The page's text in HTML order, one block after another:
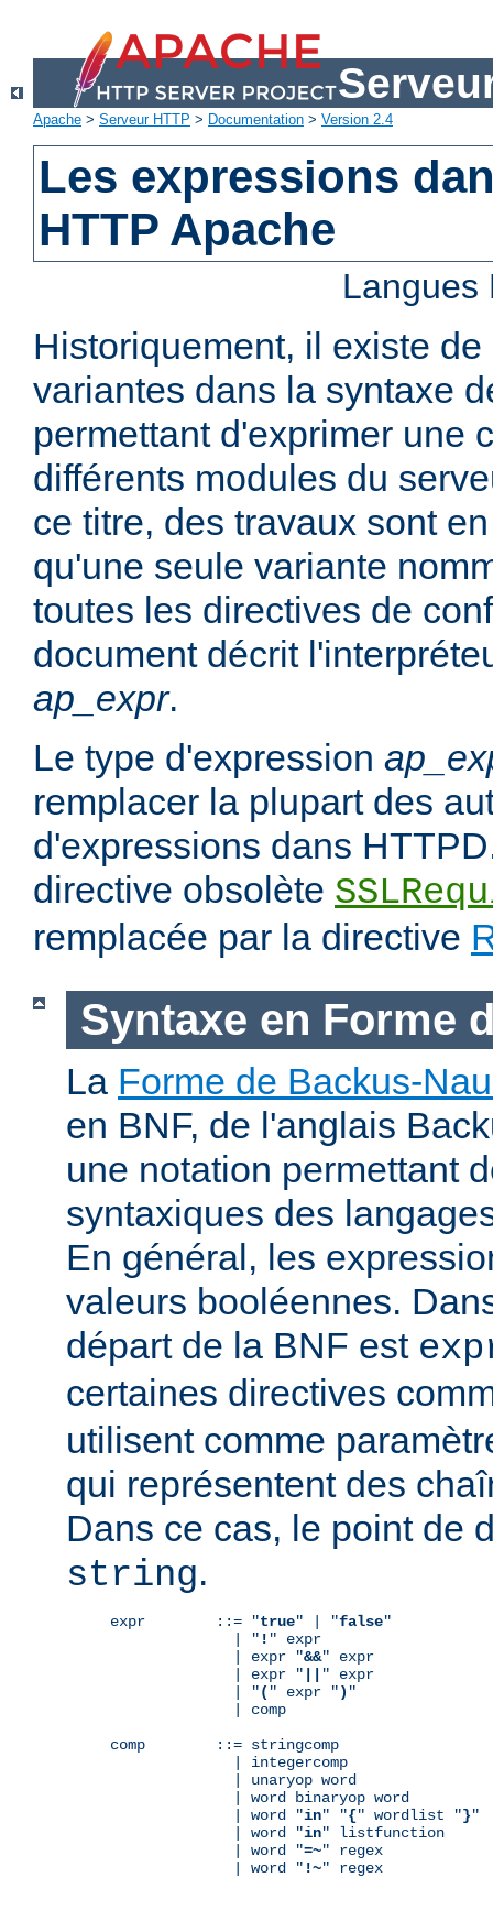
Apache > Serveur HTTP > Documentation > Version 2.4
Les expressions
HTTP Apache
Historiquement, il existe
variantes dans la syntaxe
permettant d'exprimer une
différents modules du
ce titre, des travaux sont
qu'une seule variante
toutes les directives de
document décrit
ap_expr.
Le type d'expression
remplacer la plupart des
d'expressions dans
directive obsolète
remplacée par la directive
Syntaxe en Forme
La Forme de Backus-
en BNF, de l'anglais
une notation permettant
syntaxiques des
En général, les
valeurs booléennes.
départ de la BNF est
certaines directives
utilisent comme
qui représentent des
Dans ce cas, le point de
string.
expr        ::= "true" | "false"
              | "
! " expr
              | expr "
&&" expr
              | expr "
" expr
              | "
( " expr ") "
              | comp
comp        ::= stringcomp
              | integercomp
              | unaryop word
              | word binaryop word
              | word "
in" "{" wordlist "}"
              | word "
in" listfunction
              | word "
=~" regex
              | word "
!~" regex